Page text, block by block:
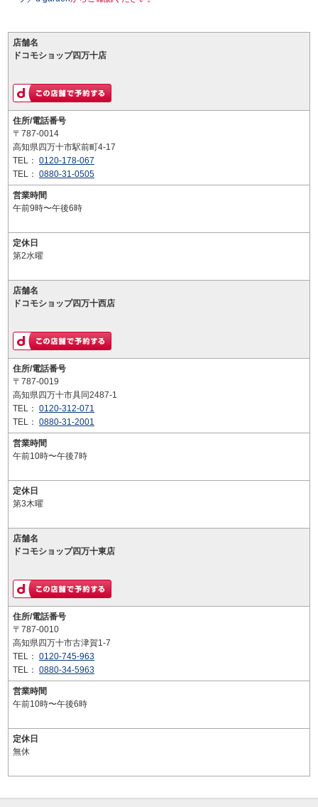
店舗名
ドコモショップ四万十店
住所/電話番号
〒787-0014
高知県四万十市駅前町4-17
TEL： 0120-178-067
TEL： 0880-31-0505
営業時間
午前9時〜午後6時
定休日
第2水曜
店舗名
ドコモショップ四万十西店
住所/電話番号
〒787-0019
高知県四万十市具同2487-1
TEL： 0120-312-071
TEL： 0880-31-2001
営業時間
午前10時〜午後7時
定休日
第3木曜
店舗名
ドコモショップ四万十東店
住所/電話番号
〒787-0010
高知県四万十市古津賀1-7
TEL： 0120-745-963
TEL： 0880-34-5963
営業時間
午前10時〜午後6時
定休日
無休